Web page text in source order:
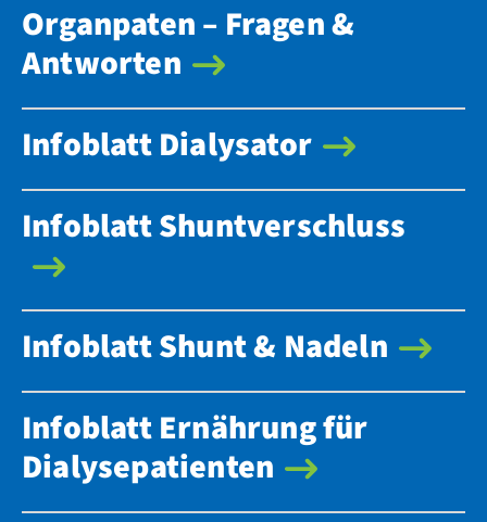
Organpaten – Fragen &
Antworten
Infoblatt Dialysator
Infoblatt Shuntverschluss
Infoblatt Shunt & Nadeln
Infoblatt Ernährung für
Dialysepatienten